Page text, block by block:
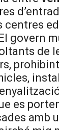
centres
govern
de
es
amb